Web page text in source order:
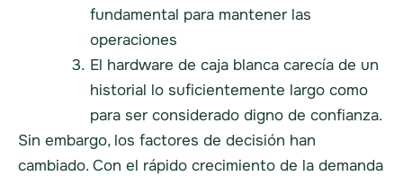
fundamental para mantener las
operaciones
El hardware de caja blanca carecía de un
historial lo suficientemente largo como
para ser considerado digno de confianza.
Sin embargo, los factores de decisión han
cambiado. Con el rápido crecimiento de la demanda